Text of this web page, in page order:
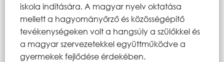
iskola indítására. A magyar nyelv oktatása
mellett a hagyományőrző és közösségépítő
tevékenységeken volt a hangsúly a szülőkkel és
a magyar szervezetekkel együttműködve a
gyermekek fejlődése érdekében.